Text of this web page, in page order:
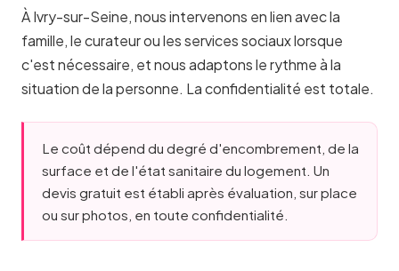
À Ivry-sur-Seine, nous intervenons en lien avec la
famille, le curateur ou les services sociaux lorsque
c'est nécessaire, et nous adaptons le rythme à la
situation de la personne. La confidentialité est totale.
Le coût dépend du degré d'encombrement, de la
surface et de l'état sanitaire du logement. Un
devis gratuit est établi après évaluation, sur place
ou sur photos, en toute confidentialité.